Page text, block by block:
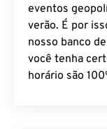
eventos
verão. É por
nosso banco
você tenha
horário são